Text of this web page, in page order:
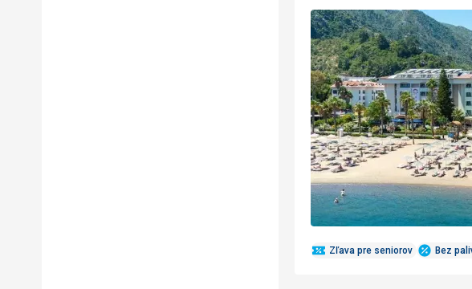
Zľava pre seniorov Bez